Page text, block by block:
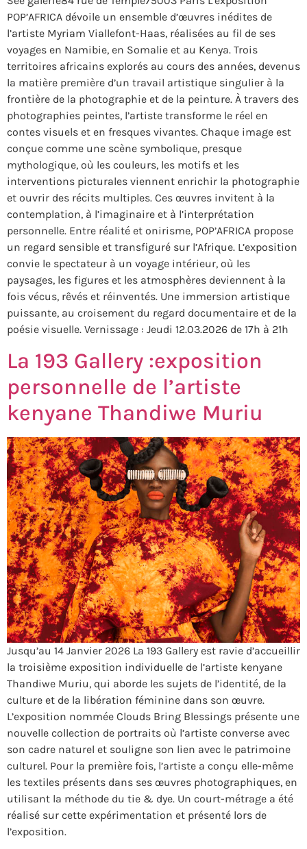
POP’AFRICA dévoile un ensemble d’œuvres inédites de
l’artiste Myriam Viallefont-Haas, réalisées au fil de ses
voyages en Namibie, en Somalie et au Kenya. Trois
territoires africains explorés au cours des années, devenus
la matière première d’un travail artistique singulier à la
frontière de la photographie et de la peinture. À travers des
photographies peintes, l’artiste transforme le réel en
contes visuels et en fresques vivantes. Chaque image est
conçue comme une scène symbolique, presque
mythologique, où les couleurs, les motifs et les
interventions picturales viennent enrichir la photographie
et ouvrir des récits multiples. Ces œuvres invitent à la
contemplation, à l’imaginaire et à l’interprétation
personnelle. Entre réalité et onirisme, POP’AFRICA propose
un regard sensible et transfiguré sur l’Afrique. L’exposition
convie le spectateur à un voyage intérieur, où les
paysages, les figures et les atmosphères deviennent à la
fois vécus, rêvés et réinventés. Une immersion artistique
puissante, au croisement du regard documentaire et de la
poésie visuelle. Vernissage : Jeudi 12.03.2026 de 17h à 21h
La 193 Gallery :exposition
personnelle de l’artiste
kenyane Thandiwe Muriu
Jusqu’au 14 Janvier 2026 La 193 Gallery est ravie d’accueillir
la troisième exposition individuelle de l’artiste kenyane
Thandiwe Muriu, qui aborde les sujets de l’identité, de la
culture et de la libération féminine dans son œuvre.
L’exposition nommée Clouds Bring Blessings présente une
nouvelle collection de portraits où l’artiste converse avec
son cadre naturel et souligne son lien avec le patrimoine
culturel. Pour la première fois, l’artiste a conçu elle-même
les textiles présents dans ses œuvres photographiques, en
utilisant la méthode du tie & dye. Un court-métrage a été
réalisé sur cette expérimentation et présenté lors de
l’exposition.